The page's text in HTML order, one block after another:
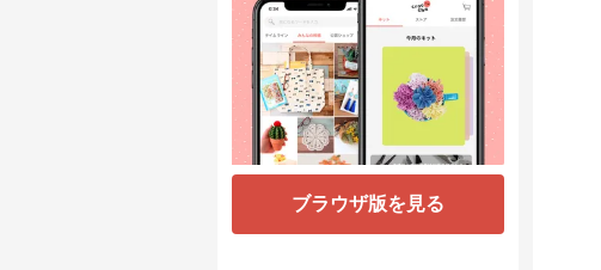
ブラウザ版を見る